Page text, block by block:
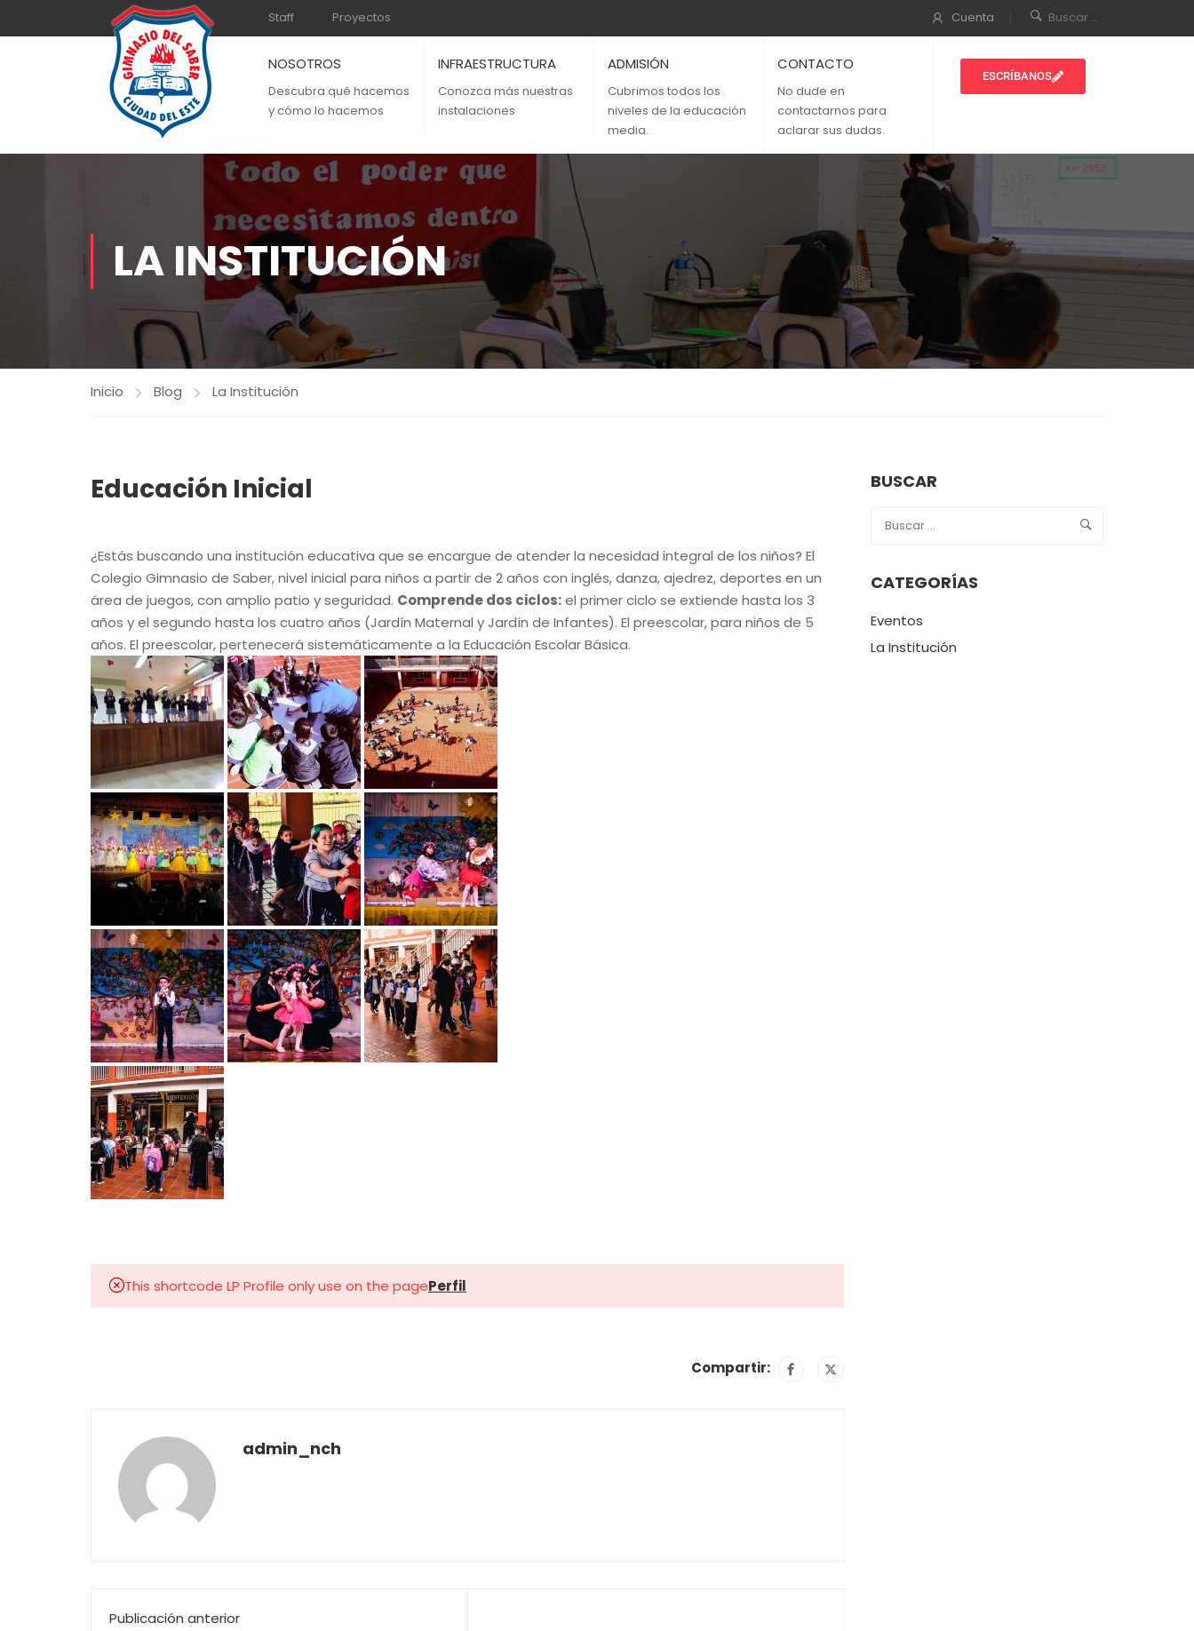
Staff Proyectos Cuenta
NOSOTROS
Descubra qué hacemos
y cómo lo hacemos
INFRAESTRUCTURA
Conozca más nuestras
instalaciones
ADMISIÓN
Cubrimos todos los
niveles de la educación
media.
CONTACTO
No dude en
contactarnos para
aclarar sus dudas.
ESCRÍBANOS
LA INSTITUCIÓN
Inicio Blog La Institución
Educación Inicial
¿Estás buscando una institución educativa que se encargue de atender la necesidad integral de los niños? El
Colegio Gimnasio de Saber, nivel inicial para niños a partir de 2 años con inglés, danza, ajedrez, deportes en un
área de juegos, con amplio patio y seguridad. Comprende dos ciclos:el primer ciclo se extiende hasta los 3
años y el segundo hasta los cuatro años (Jardín Maternal y Jardín de Infantes). El preescolar, para niños de 5
años. El preescolar, pertenecerá sistemáticamente a la Educación Escolar Básica.
This shortcode LP Profile only use on the pagePerfil
Compartir:
admin_nch
Publicación anterior
BUSCAR
CATEGORÍAS
Eventos
La Institución